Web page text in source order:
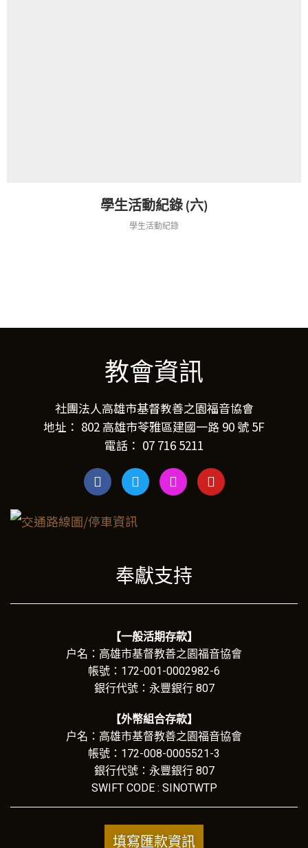
學生活動紀錄 (六)
學生活動紀錄
教會資訊
社團法人高雄市基督教善之園福音協會
地址： 802 高雄市苓雅區建國一路 90 號 5F
電話： 07 716 5211
奉獻支持
【一般活期存款】
户名：高雄市基督教善之園福音協會
帳號：172-001-0002982-6
銀行代號：永豐銀行 807
【外幣組合存款】
户名：高雄市基督教善之園福音協會
帳號：172-008-0005521-3
銀行代號：永豐銀行 807
SWIFT CODE : SINOTWTP
填寫匯款資訊